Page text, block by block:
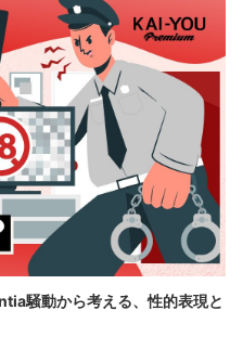
騒動から考える、性的表現と